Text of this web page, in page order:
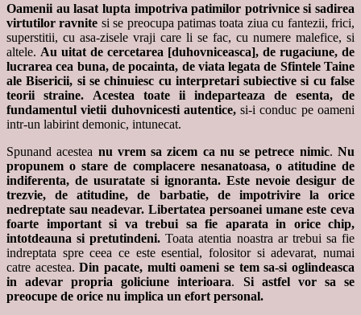
Oamenii au lasat lupta impotriva patimilor potrivnice si sadirea
virtutilor ravnite si se preocupa patimas toata ziua cu fantezii, frici,
superstitii, cu asa-zisele vraji care li se fac, cu numere malefice, si
altele. Au uitat de cercetarea [duhovniceasca], de rugaciune, de
lucrarea cea buna, de pocainta, de viata legata de Sfintele Taine
ale Bisericii, si se chinuiesc cu interpretari subiective si cu false
teorii straine.
Acestea toate ii indeparteaza de esenta, de
fundamentul vietii duhovnicesti autentice,si-i conduc pe oameni
intr-un labirint demonic, intunecat.
Spunand acestea nu vrem sa zicem ca nu se petrece nimic. Nu
propunem o stare de complacere nesanatoasa, o atitudine de
indiferenta, de usuratate si ignoranta. Este nevoie desigur de
trezvie, de atitudine, de barbatie, de impotrivire la orice
nedreptate sau neadevar. Libertatea persoanei umane este ceva
foarte important si va trebui sa fie aparata in orice chip,
intotdeauna si pretutindeni. Toata atentia noastra ar trebui sa fie
indreptata spre ceea ce este esential, folositor si adevarat, numai
catre acestea.Din pacate, multi oameni se tem sa-si oglindeasca
in adevar propria goliciune interioara.
Si astfel vor sa se
preocupe de orice nu implica un efort personal.